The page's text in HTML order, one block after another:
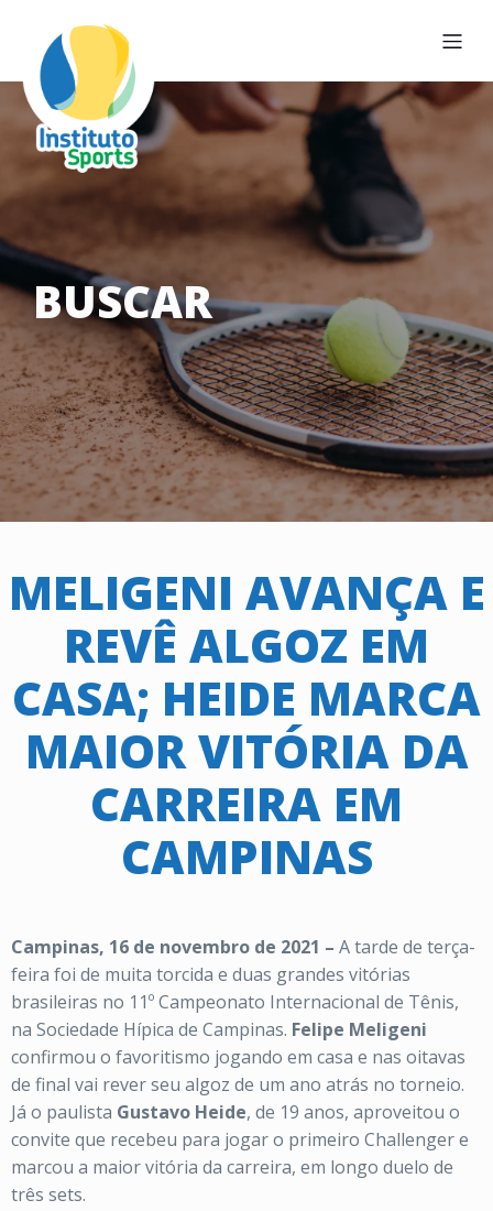
BUSCAR
MELIGENI AVANÇA E
REVÊ ALGOZ EM
CASA; HEIDE MARCA
MAIOR VITÓRIA DA
CARREIRA EM
CAMPINAS
Campinas, 16 de novembro de 2021 – A tarde de terça-
feira foi de muita torcida e duas grandes vitórias
brasileiras no 11º Campeonato Internacional de Tênis,
na Sociedade Hípica de Campinas. Felipe Meligeni
confirmou o favoritismo jogando em casa e nas oitavas
de final vai rever seu algoz de um ano atrás no torneio.
Já o paulista Gustavo Heide, de 19 anos, aproveitou o
convite que recebeu para jogar o primeiro Challenger e
marcou a maior vitória da carreira, em longo duelo de
três sets.